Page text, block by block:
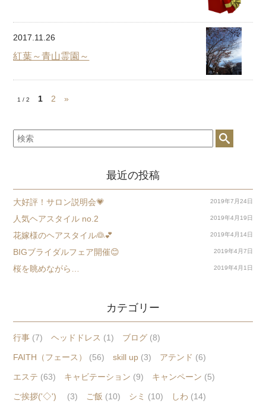
2017.11.26
紅葉～青山霊園～
1 / 2 1 2 »
最近の投稿
大好評！サロン説明会💗 2019年7月24日
人気ヘアスタイル no.2 2019年4月19日
花嫁様のヘアスタイル👰💕 2019年4月14日
BIGブライダルフェア開催😊 2019年4月7日
桜を眺めながら… 2019年4月1日
カテゴリー
行事 (7) ヘッドドレス (1) ブログ (8)
FAITH（フェース） (56) skill up (3) アテンド (6)
エステ (63) キャビテーション (9) キャンペーン (5)
ご挨拶('◇')ゞ (3) ご飯 (10) シミ (10) しわ (14)